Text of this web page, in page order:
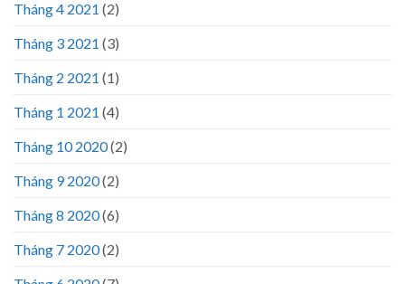
Tháng 4 2021 (2)
Tháng 3 2021 (3)
Tháng 2 2021 (1)
Tháng 1 2021 (4)
Tháng 10 2020(2)
Tháng 9 2020(2)
Tháng 8 2020(6)
Tháng 7 2020(2)